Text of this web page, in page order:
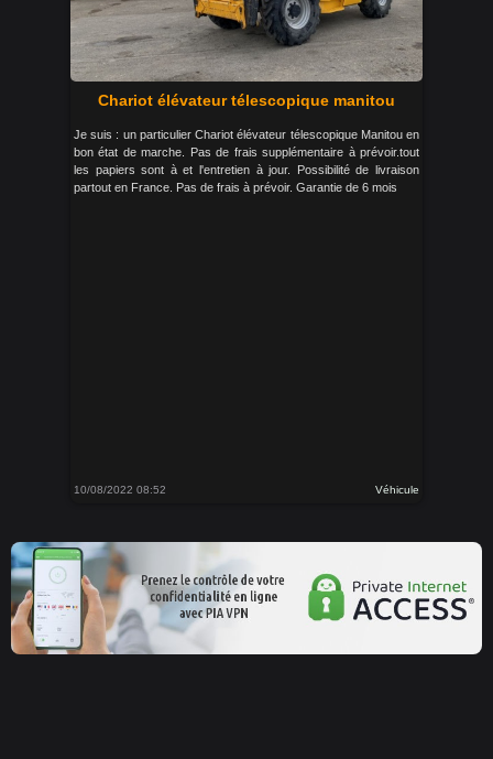
Chariot élévateur télescopique manitou
Je suis : un particulier Chariot élévateur télescopique Manitou en
bon état de marche. Pas de frais supplémentaire à prévoir.tout
les papiers sont à et l'entretien à jour. Possibilité de livraison
partout en France. Pas de frais à prévoir. Garantie de 6 mois
10/08/2022 08:52 Véhicule